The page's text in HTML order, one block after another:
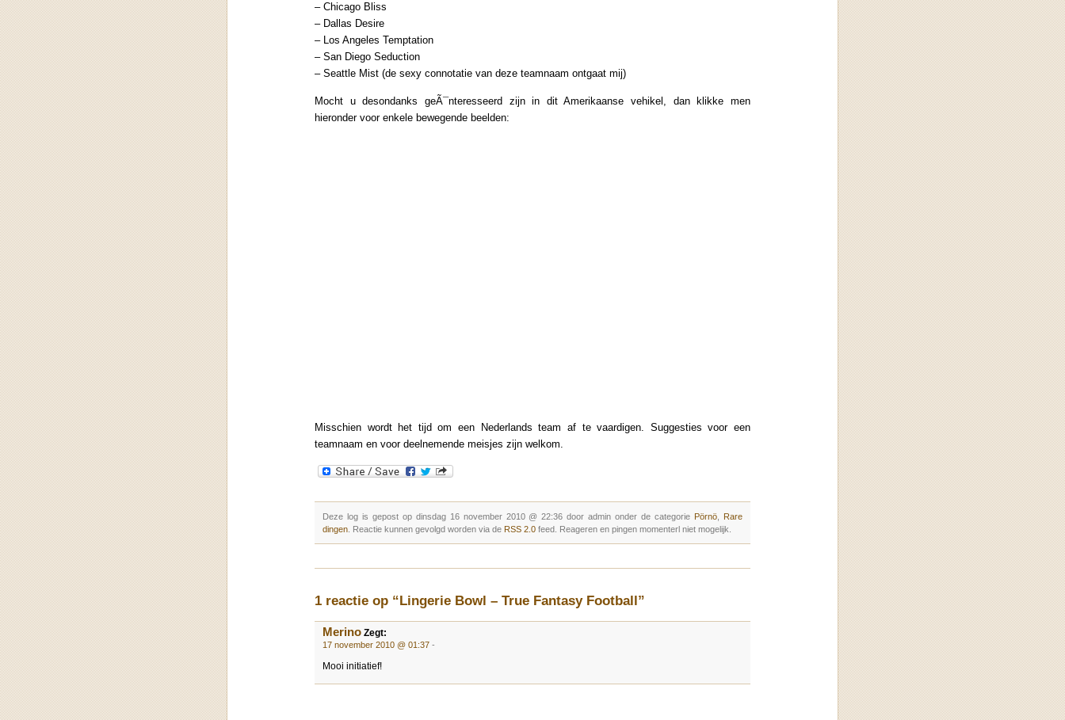
– Chicago Bliss
– Dallas Desire
– Los Angeles Temptation
– San Diego Seduction
– Seattle Mist (de sexy connotatie van deze teamnaam ontgaat mij)
Mocht u desondanks geÃ¯nteresseerd zijn in dit Amerikaanse vehikel, dan klikke men
hieronder voor enkele bewegende beelden:
Misschien wordt het tijd om een Nederlands team af te vaardigen. Suggesties voor een
teamnaam en voor deelnemende meisjes zijn welkom.
Deze log is gepost op dinsdag 16 november 2010 @ 22:36 door admin onder de categorie Pörnö
Rare
dingen . Reactie kunnen gevolgd worden via de RSS 2.0 feed. Reageren en pingen momenterl niet mogelijk.
1 reactie op “Lingerie Bowl – True Fantasy Football”
Merino Zegt:
17 november 2010 @ 01:37 -
Mooi initiatief!